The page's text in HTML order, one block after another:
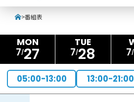
>番組表
7 27 7 28 7
05:00-13:00 13:00-21:00